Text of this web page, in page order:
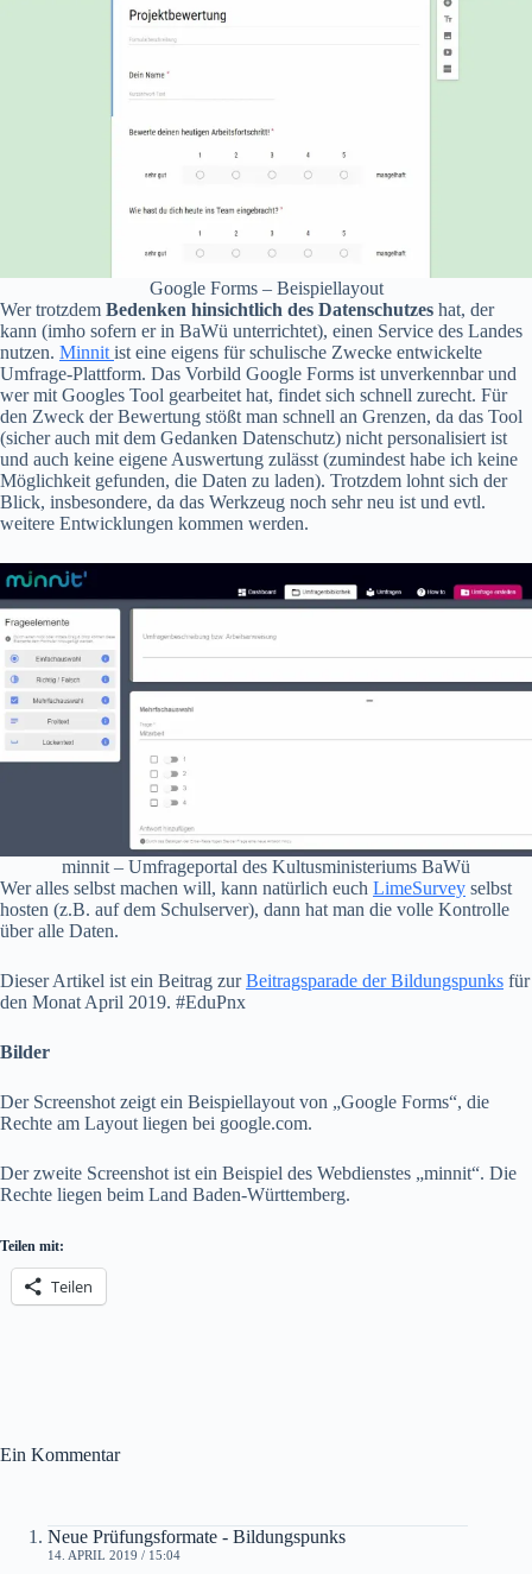
Google Forms – Beispiellayout
Wer trotzdem Bedenken hinsichtlich des Datenschutzes hat, der
kann (imho sofern er in BaWü unterrichtet), einen Service des Landes
nutzen. Minnit ist eine eigens für schulische Zwecke entwickelte
Umfrage-Plattform. Das Vorbild Google Forms ist unverkennbar und
wer mit Googles Tool gearbeitet hat, findet sich schnell zurecht. Für
den Zweck der Bewertung stößt man schnell an Grenzen, da das Tool
(sicher auch mit dem Gedanken Datenschutz) nicht personalisiert ist
und auch keine eigene Auswertung zulässt (zumindest habe ich keine
Möglichkeit gefunden, die Daten zu laden). Trotzdem lohnt sich der
Blick, insbesondere, da das Werkzeug noch sehr neu ist und evtl.
weitere Entwicklungen kommen werden.
minnit – Umfrageportal des Kultusministeriums BaWü
Wer alles selbst machen will, kann natürlich euch LimeSurvey selbst
hosten (z.B. auf dem Schulserver), dann hat man die volle Kontrolle
über alle Daten.
Dieser Artikel ist ein Beitrag zurBeitragsparade der Bildungspunks für
den Monat April 2019. #EduPnx
Bilder
Der Screenshot zeigt ein Beispiellayout von „Google Forms“, die
Rechte am Layout liegen bei google.com.
Der zweite Screenshot ist ein Beispiel des Webdienstes „minnit“. Die
Rechte liegen beim Land Baden-Württemberg.
Teilen mit:
Teilen
Ein Kommentar
Neue Prüfungsformate - Bildungspunks
14. APRIL 2019 / 15:04